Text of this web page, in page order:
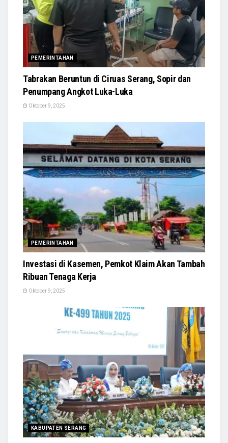
PEMERINTAHAN
Tabrakan Beruntun di Ciruas Serang, Sopir dan
Penumpang Angkot Luka-Luka
Oktober 9, 2025
PEMERINTAHAN
Investasi di Kasemen, Pemkot Klaim Akan Tambah
Ribuan Tenaga Kerja
Oktober 9, 2025
KABUPATEN SERANG